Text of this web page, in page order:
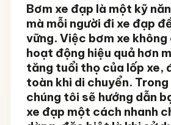
Bơm xe đạp là một kỹ
mà mỗi người đi xe đạp
vững. Việc bơm xe không
hoạt động hiệu quả hơn
tăng tuổi thọ của lốp xe,
toàn khi di chuyển.
chúng tôi sẽ hướng dẫn
xe đạp một cách nhanh